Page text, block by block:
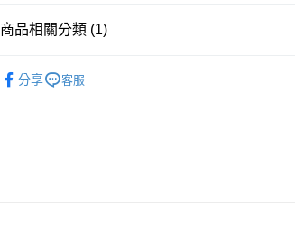
付客戶支援中心」https://netprotections.freshdesk.com/
１．透過由恩沛科技股份有限公司提供之「AFTEE先享後付
交易，需依本服務之必要範圍內提供個人資料，並將交易相
每筆NT$80，滿NT$500(含以上)免運費
每筆NT$80，滿NT$500(含以上)免運費
商品相關分類 (1)
分享
客服